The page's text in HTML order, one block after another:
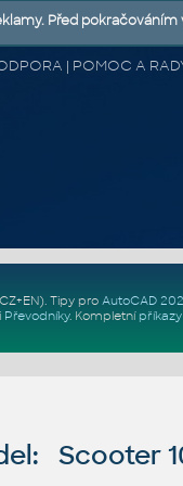
| POMOC A
. Tipy pro AutoCAD
Převodníky. Kompletní příkazy
Scooter
Před